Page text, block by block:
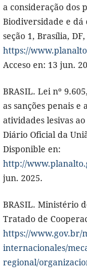
a consideração dos
Biodiversidade e dá
seção 1, Brasília,
https://
Acceso en: 13 jun.
BRASIL. Lei nº
as sanções penais
atividades lesivas
Diário Oficial da
Disponible en:
http://
jun. 2025.
BRASIL. Ministério
Tratado de
https://www.gov.br/
internacionales/
regional/